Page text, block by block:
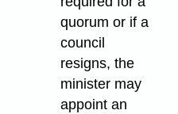
quorum or if a
council
resigns, the
minister may
appoint an